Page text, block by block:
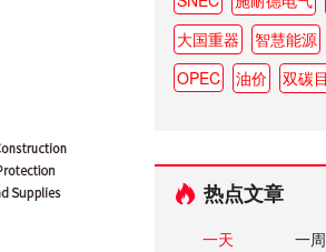
大国重器
智慧能源
OPEC
油价 双碳
热点文章
一天 一周